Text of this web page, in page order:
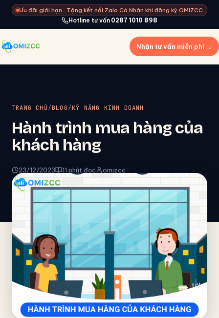
Ưu đãi giới hạn · Tặng kết nối Zalo Cá Nhân khi đăng ký OMIZCC
Hotline tư vấn 0287 1010 898
Nhận tư vấn miễn phí →
TRANG CHỦ/BLOG/KỸ NĂNG KINH DOANH
Hành trình mua hàng của
khách hàng
23/12/2023 11 phút đọc omizcc